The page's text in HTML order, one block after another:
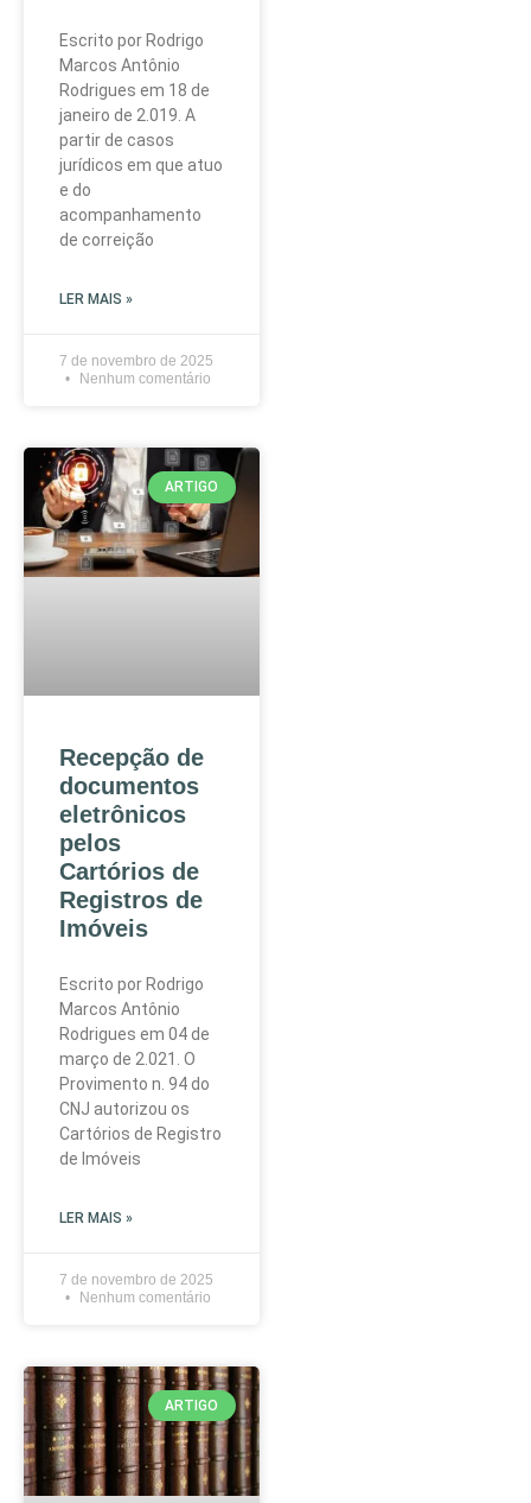
Escrito por Rodrigo
Marcos Antônio
Rodrigues em 18 de
janeiro de 2.019. A
partir de casos
jurídicos em que atuo
e do
acompanhamento
de correição
LER MAIS »
7 de novembro de 2025
Nenhum comentário
ARTIGO
Recepção de
documentos
eletrônicos
pelos
Cartórios de
Registros de
Imóveis
Escrito por Rodrigo
Marcos Antônio
Rodrigues em 04 de
março de 2.021. O
Provimento n. 94 do
CNJ autorizou os
Cartórios de Registro
de Imóveis
LER MAIS »
7 de novembro de 2025
Nenhum comentário
ARTIGO